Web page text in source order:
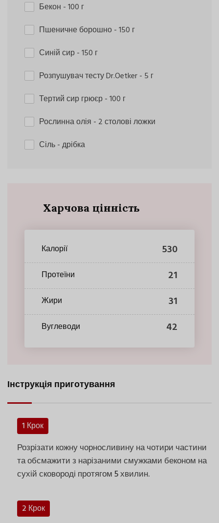
Бекон - 100 г
Пшеничне борошно- 150 г
Синій сир- 150 г
Розпушувач тесту Dr.Oetker- 5 г
Тертий сир грюєр- 100 г
Рослинна олія - 2 столові ложки
Сіль- дрібка
Харчова цінність
Калорії 530
Протеїни 21
Жири 31
Вуглеводи 42
Інструкція приготування
1 Крок
Розрізати кожну чорносливину на чотири частини
та обсмажити з нарізаними смужками беконом на
сухій сковороді протягом 5 хвилин.
2 Крок